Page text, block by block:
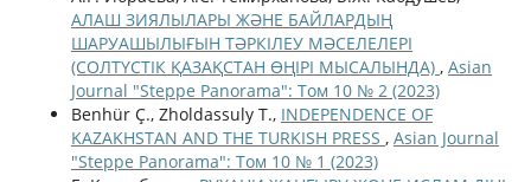
АЛАШ ЗИЯЛЫЛАРЫ ЖӘНЕ БАЙЛАРДЫҢ
ШАРУАШЫЛЫҒЫН ТӘРКІЛЕУ МӘСЕЛЕЛЕРІ
(СОЛТҮСТІК ҚАЗАҚСТАН ӨҢІРІ МЫСАЛЫНДА) , Asian
Journal "Steppe Panorama": Том 10 № 2 (2023)
Benhür Ç., Zholdassuly T., INDEPENDENCE OF
KAZAKHSTAN AND THE TURKISH PRESS , Asian Journal
"Steppe Panorama": Том 10 № 1 (2023)